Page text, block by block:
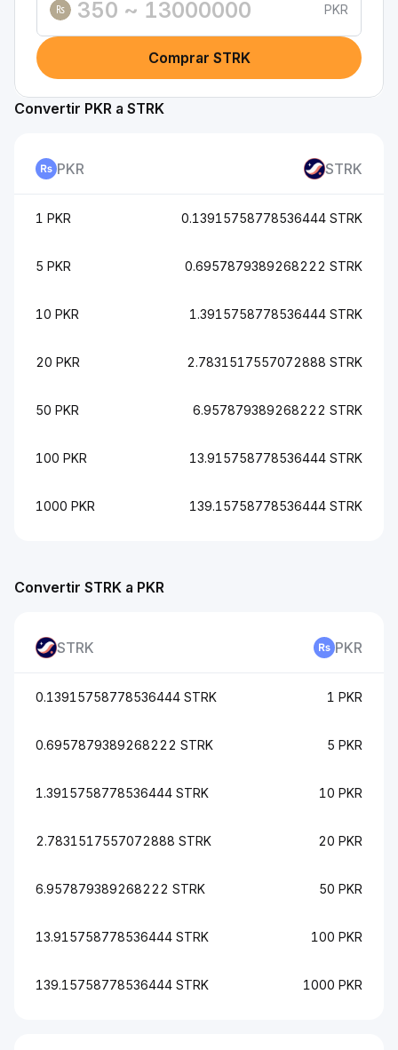
₨ PKR
Comprar STRK
Convertir STRK a PKR
STRK PKR
0.13915758778536444 STRK 1 PKR
0.6957879389268222 STRK 5 PKR
1.3915758778536444 STRK 10 PKR
2.7831517557072888 STRK 20 PKR
6.957879389268222 STRK 50 PKR
13.915758778536444 STRK 100 PKR
139.15758778536444 STRK 1000 PKR
Convertir PKR a STRK
PKR STRK
1 PKR 0.13915758778536444 STRK
5 PKR 0.6957879389268222 STRK
10 PKR 1.3915758778536444 STRK
20 PKR 2.7831517557072888 STRK
50 PKR 6.957879389268222 STRK
100 PKR 13.915758778536444 STRK
1000 PKR 139.15758778536444 STRK